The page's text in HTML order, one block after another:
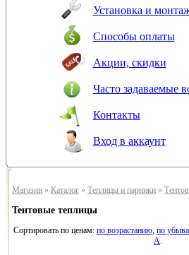
Установка и
Способы оплаты
Акции, скидки
Часто задаваемые
Контакты
Вход в аккаунт
Магазин » Каталог » Теплицы и парники »
Тентовые теплицы
Cортировать по ценам: по возрастанию, по
А.